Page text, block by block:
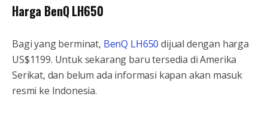
Harga BenQ LH650
Bagi yang berminat, BenQ LH650 dijual dengan harga
US$1199. Untuk sekarang baru tersedia di Amerika
Serikat, dan belum ada informasi kapan akan masuk
resmi ke Indonesia.